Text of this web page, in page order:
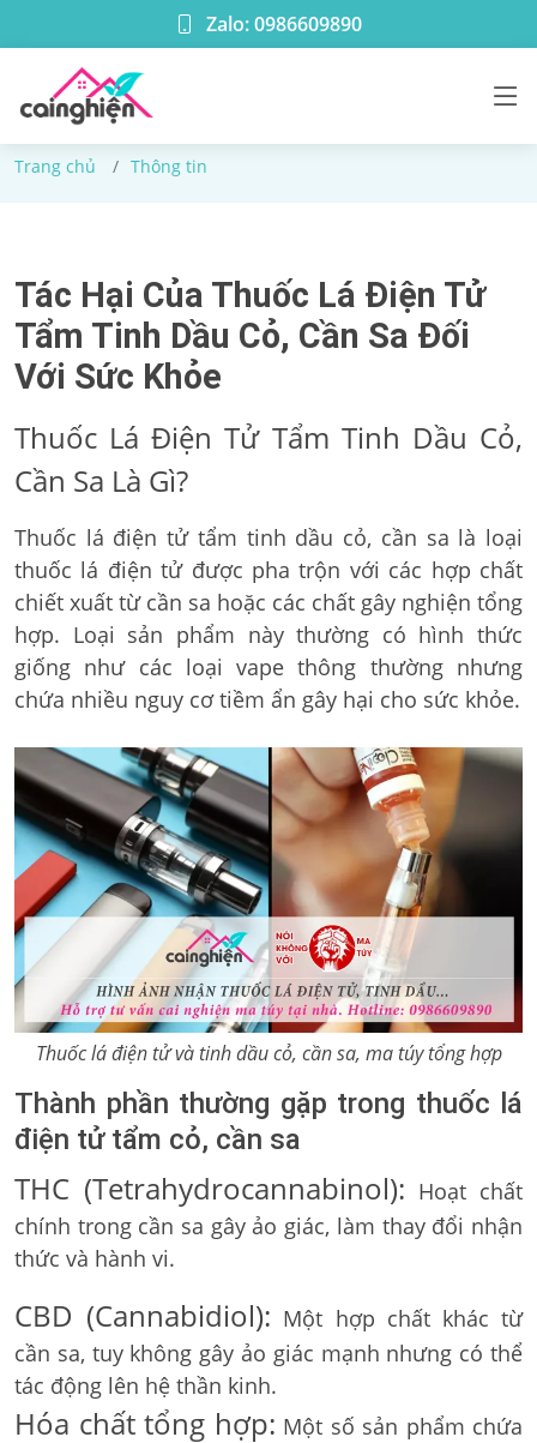
Zalo: 0986609890
Thông tin
Trang chủ Thông tin
Tác Hại Của Thuốc Lá Điện Tử
Tẩm Tinh Dầu Cỏ, Cần Sa Đối
Với Sức Khỏe
Thuốc Lá Điện Tử Tẩm Tinh Dầu Cỏ,
Cần Sa Là Gì?
Thuốc lá điện tử tẩm tinh dầu cỏ, cần sa là loại
thuốc lá điện tử được pha trộn với các hợp chất
chiết xuất từ cần sa hoặc các chất gây nghiện tổng
hợp. Loại sản phẩm này thường có hình thức
giống như các loại vape thông thường nhưng
chứa nhiều nguy cơ tiềm ẩn gây hại cho sức khỏe.
Thuốc lá điện tử và tinh dầu cỏ, cần sa, ma túy tổng hợp
Thành phần thường gặp trong thuốc lá
điện tử tẩm cỏ, cần sa
THC (Tetrahydrocannabinol): Hoạt chất
chính trong cần sa gây ảo giác, làm thay đổi nhận
thức và hành vi.
CBD (Cannabidiol): Một hợp chất khác từ
cần sa, tuy không gây ảo giác mạnh nhưng có thể
tác động lên hệ thần kinh.
Hóa chất tổng hợp: Một số sản phẩm chứa